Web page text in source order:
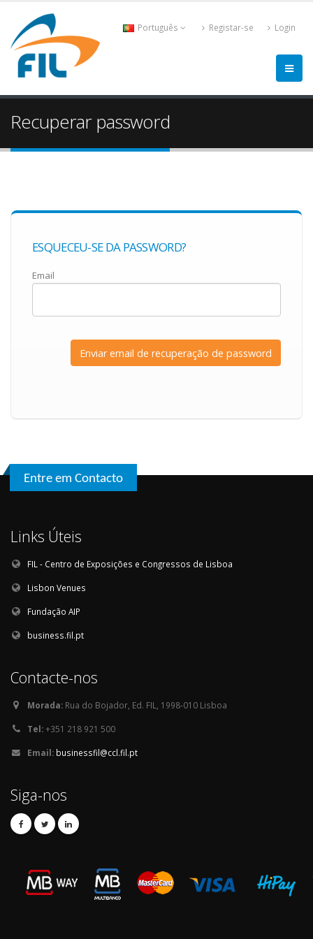
Português Registar-se Login
Recuperar password
ESQUECEU-SE DA PASSWORD?
Email
Entre em Contacto
Links Úteis
FIL - Centro de Exposições e Congressos de Lisboa
Lisbon Venues
Fundação AIP
business.fil.pt
Contacte-nos
Morada: Rua do Bojador, Ed. FIL, 1998-010 Lisboa
Tel:+351 218 921 500
Email: businessfil@ccl.fil.pt
Siga-nos